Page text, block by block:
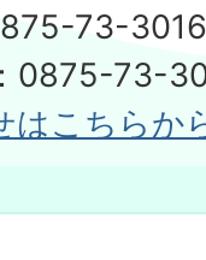
73-
0875-73-
はこちらか